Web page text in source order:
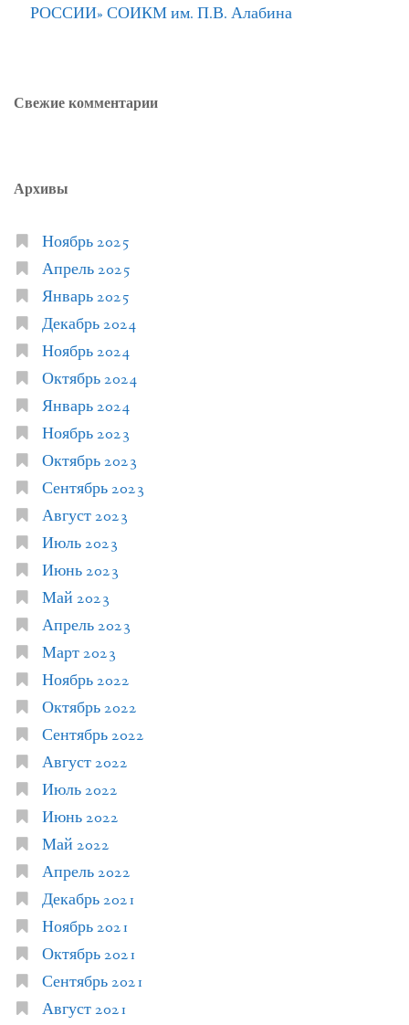
РОССИИ» СОИКМ им. П.В. Алабина
Свежие комментарии
Архивы
Ноябрь 2025
Апрель 2025
Январь 2025
Декабрь 2024
Ноябрь 2024
Октябрь 2024
Январь 2024
Ноябрь 2023
Октябрь 2023
Сентябрь 2023
Август 2023
Июль 2023
Июнь 2023
Май 2023
Апрель 2023
Март 2023
Ноябрь 2022
Октябрь 2022
Сентябрь 2022
Август 2022
Июль 2022
Июнь 2022
Май 2022
Апрель 2022
Декабрь 2021
Ноябрь 2021
Октябрь 2021
Сентябрь 2021
Август 2021